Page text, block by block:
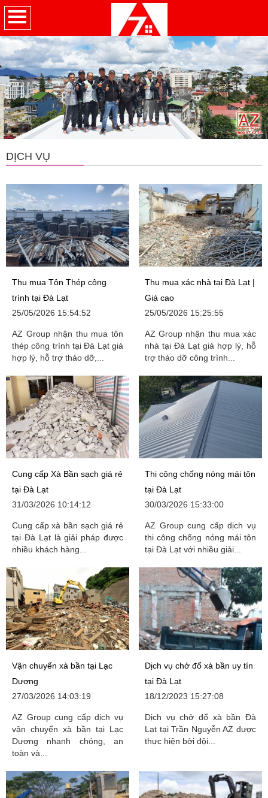
DỊCH VỤ
Thu mua Tôn Thép công
trình tại Đà Lạt
25/05/2026 15:54:52
AZ Group nhận thu mua tôn
thép công trình tại Đà Lạt giá
hợp lý, hỗ trợ tháo dỡ,...
Thu mua xác nhà tại Đà Lạt |
Giá cao
25/05/2026 15:25:55
AZ Group nhận thu mua xác
nhà tại Đà Lạt giá hợp lý, hỗ
trợ tháo dỡ công trình...
Cung cấp Xà Bần sạch giá rẻ
tại Đà Lạt
31/03/2026 10:14:12
Cung cấp xà bần sạch giá rẻ
tại Đà Lạt là giải pháp được
nhiều khách hàng...
Thi công chống nóng mái tôn
tại Đà Lạt
30/03/2026 15:33:00
AZ Group cung cấp dịch vụ
thi công chống nóng mái tôn
tại Đà Lạt với nhiều giải...
Vận chuyển xà bần tại Lạc
Dương
27/03/2026 14:03:19
AZ Group cung cấp dịch vụ
vận chuyển xà bần tại Lạc
Dương nhanh chóng, an
toàn và...
Dịch vụ chở đổ xà bần uy tín
tại Đà Lạt
18/12/2023 15:27:08
Dịch vụ chở đổ xà bần Đà
Lạt tại Trần Nguyễn AZ được
thực hiện bởi đội...